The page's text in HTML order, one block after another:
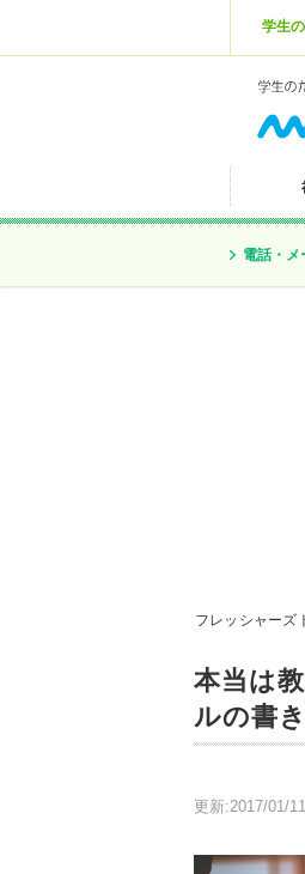
学生
電話・メ
フレッシャーズ
本当は
ルの書
更新:2017/01/11